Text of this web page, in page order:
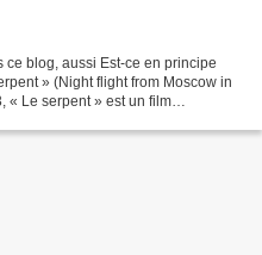
ce blog, aussi Est-ce en principe
» (Night flight from Moscow in
« Le serpent » est un film